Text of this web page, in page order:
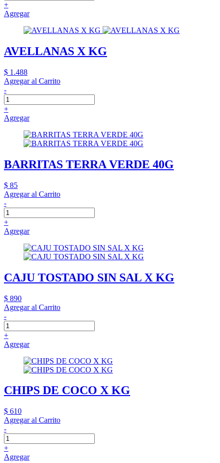
+
Agregar
AVELLANAS X KG
$ 1.488
Agregar al Carrito
-
+
Agregar
BARRITAS TERRA VERDE 40G
$ 85
Agregar al Carrito
-
+
Agregar
CAJU TOSTADO SIN SAL X KG
$ 890
Agregar al Carrito
-
+
Agregar
CHIPS DE COCO X KG
$ 610
Agregar al Carrito
-
+
Agregar